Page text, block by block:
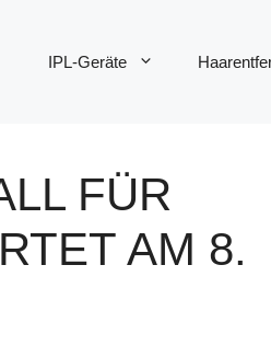
IPL-Geräte
FÜR
AM 8.